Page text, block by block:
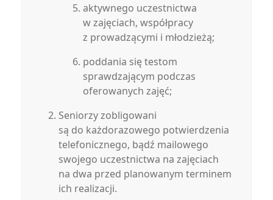
aktywnego uczestnictwa
w zajęciach, współpracy
z prowadzącymi i młodzieżą;
poddania się testom
sprawdzającym podczas
oferowanych zajęć;
Seniorzy zobligowani
są do każdorazowego potwierdzenia
telefonicznego, bądź mailowego
swojego uczestnictwa na zajęciach
na dwa przed planowanym terminem
ich realizacji.